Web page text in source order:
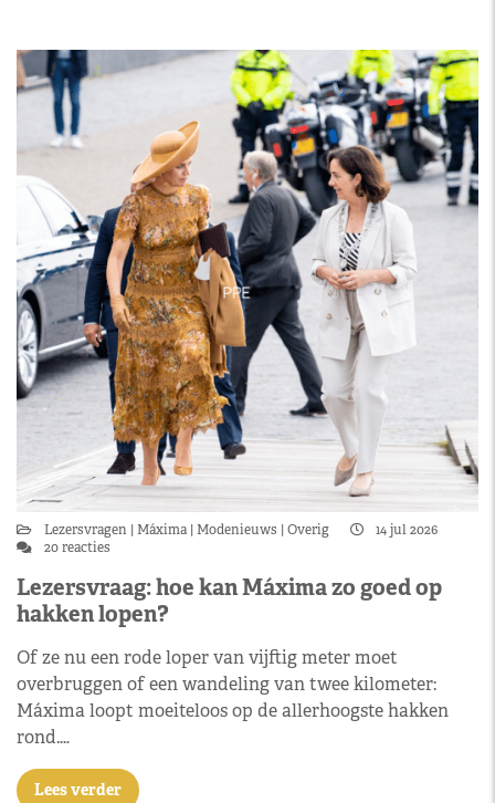
Lezersvragen Máxima Modenieuws Overig
14 jul 2026
20 reacties
Lezersvraag: hoe kan Máxima zo goed op
hakken lopen?
Of ze nu een rode loper van vijftig meter moet
overbruggen of een wandeling van twee kilometer:
Máxima loopt moeiteloos op de allerhoogste hakken
rond.…
Lees verder